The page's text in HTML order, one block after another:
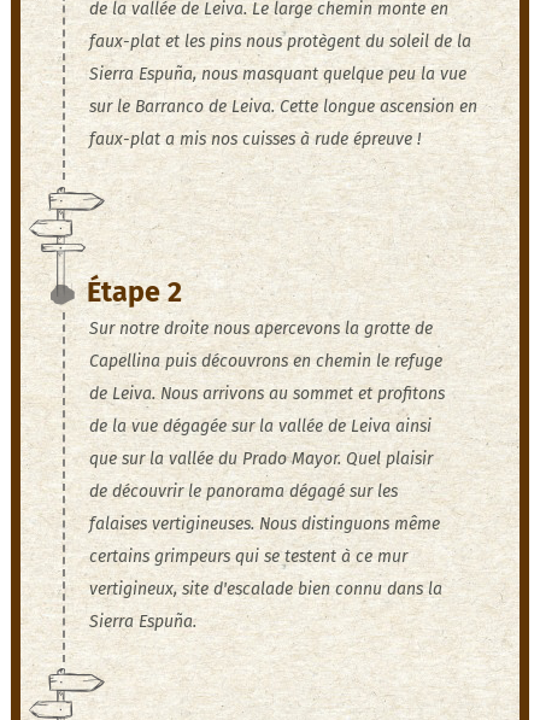
de la vallée de Leiva. Le large chemin monte en
faux-plat et les pins nous protègent du soleil de la
Sierra Espuña, nous masquant quelque peu la vue
sur le Barranco de Leiva. Cette longue ascension en
faux-plat a mis nos cuisses à rude épreuve !
Étape 2
Sur notre droite nous apercevons la grotte de
Capellina puis découvrons en chemin le refuge
de Leiva. Nous arrivons au sommet et profitons
de la vue dégagée sur la vallée de Leiva ainsi
que sur la vallée du Prado Mayor. Quel plaisir
de découvrir le panorama dégagé sur les
falaises vertigineuses. Nous distinguons même
certains grimpeurs qui se testent à ce mur
vertigineux, site d'escalade bien connu dans la
Sierra Espuña.